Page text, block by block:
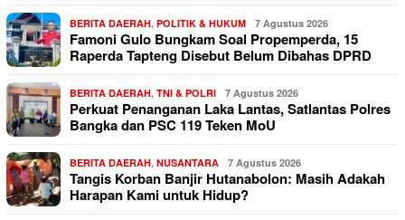
BERITA DAERAH, POLITIK & HUKUM 7 Agustus 2026
Famoni Gulo Bungkam Soal Propemperda, 15
Raperda Tapteng Disebut Belum Dibahas DPRD
BERITA DAERAH, TNI & POLRI 7 Agustus 2026
Perkuat Penanganan Laka Lantas, Satlantas Polres
Bangka dan PSC 119 Teken MoU
BERITA DAERAH, NUSANTARA 7 Agustus 2026
Tangis Korban Banjir Hutanabolon: Masih Adakah
Harapan Kami untuk Hidup?